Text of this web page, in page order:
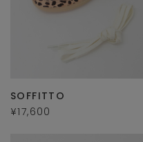
SOFFITTO
¥17,600